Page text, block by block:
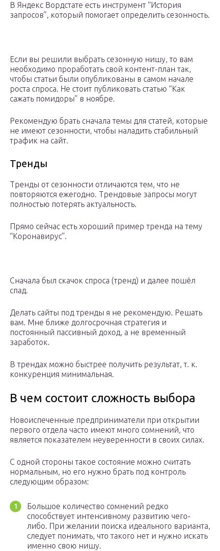
В Яндекс Вордстате есть инструмент “История
запросов”, который помогает определить сезонность.
Если вы решили выбрать сезонную нишу, то вам
необходимо проработать свой контент-план так,
чтобы статьи были опубликованы в самом начале
роста спроса. Не стоит публиковать статью “Как
сажать помидоры” в ноябре.
Рекомендую брать сначала темы для статей, которые
не имеют сезонности, чтобы наладить стабильный
трафик на сайт.
Тренды
Тренды от сезонности отличаются тем, что не
повторяются ежегодно. Трендовые запросы могут
полностью потерять актуальность.
Прямо сейчас есть хороший пример тренда на тему
“Коронавирус”.
Сначала был скачок спроса (тренд) и далее пошёл
спад.
Делать сайты под тренды я не рекомендую. Решать
вам. Мне ближе долгосрочная стратегия и
постоянный пассивный доход, а не временный
заработок.
В трендах можно быстрее получить результат, т. к.
конкуренция минимальная.
В чем состоит сложность выбора
Новоиспеченные предприниматели при открытии
первого отдела часто имеют много сомнений, что
является показателем неуверенности в своих силах.
С одной стороны такое состояние можно считать
нормальным, но его нужно брать под контроль
следующим образом:
Большое количество сомнений редко
способствует интенсивному развитию чего-
либо. При желании поиска идеального варианта,
следует понимать, что такого нет и нужно искать
именно свою нишу.